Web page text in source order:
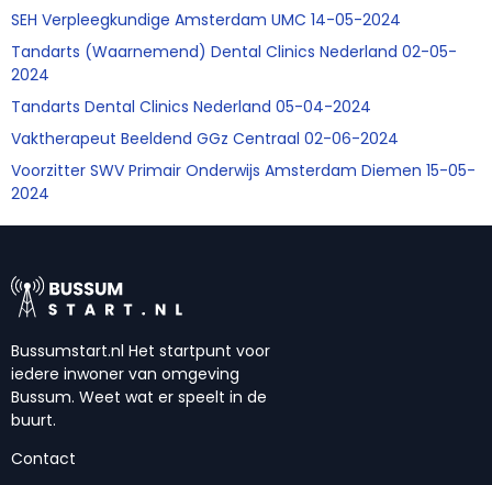
SEH Verpleegkundige Amsterdam UMC 14-05-2024
Tandarts (Waarnemend) Dental Clinics Nederland 02-05-
2024
Tandarts Dental Clinics Nederland 05-04-2024
Vaktherapeut Beeldend GGz Centraal 02-06-2024
Voorzitter SWV Primair Onderwijs Amsterdam Diemen 15-05-
2024
Bussumstart.nl Het startpunt voor
iedere inwoner van omgeving
Bussum. Weet wat er speelt in de
buurt.
Contact